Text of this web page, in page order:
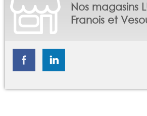
Nos magasins
Franois et